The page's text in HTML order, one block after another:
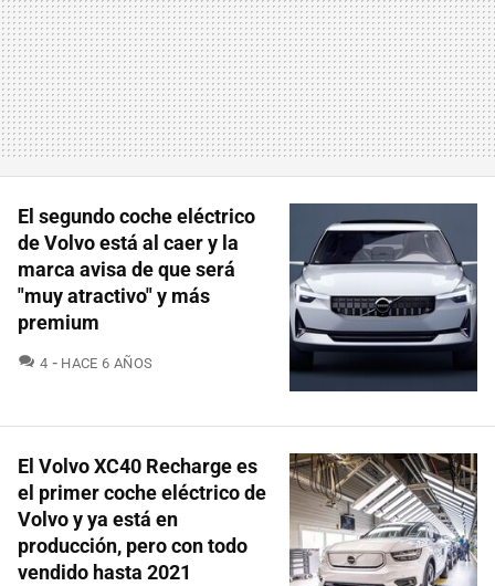
El segundo coche eléctrico
de Volvo está al caer y la
marca avisa de que será
"muy atractivo" y más
premium
4 COMENTARIOS
HACE 6 AÑOS
El Volvo XC40 Recharge es
el primer coche eléctrico de
Volvo y ya está en
producción, pero con todo
vendido hasta 2021